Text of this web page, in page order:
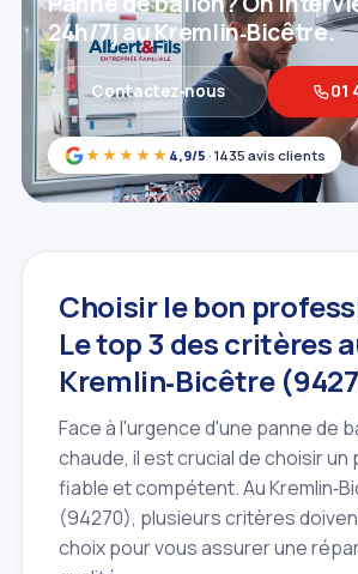
★★★★★ 4,9/5 · 1435 avis clients
24h/7j au Kremlin‑Bicêtre.
Contactez‑nous 01
Choisir le bon
Le top 3 des critères
Kremlin‑Bicêtre
Face à l'urgence d'une panne de
chaude, il est crucial de choisir
fiable et compétent. Au
(94270), plusieurs critères
choix pour vous assurer une